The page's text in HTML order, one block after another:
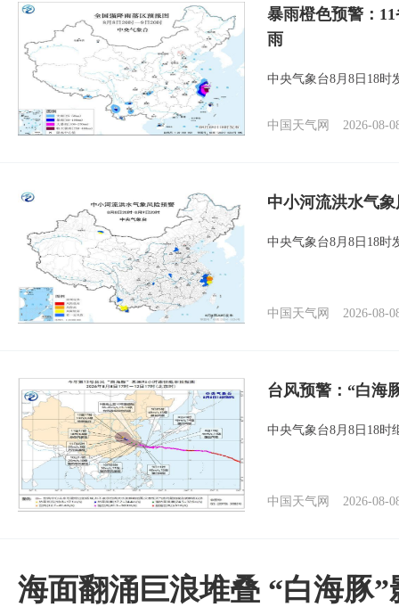
暴雨橙色预警：
雨
中央气象台8月8日18时
中国天气网 2026-08-
中小河流洪水气
中央气象台8月8日18时
中国天气网 2026-08-
台风预警：“白海
中央气象台8月8日18时
中国天气网 2026-08-
海面翻涌巨浪堆叠 “白海豚”